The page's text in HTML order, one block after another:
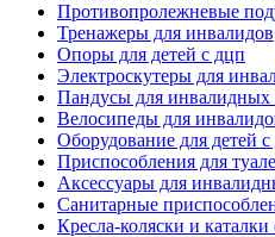
Противопролежневые
Тренажеры для инвалидов
Опоры для детей с дцп
Электроскутеры для
Пандусы для инвалидных
Велосипеды для
Оборудование для детей
Приспособления для
Аксессуары для
Санитарные
Кресла-коляски и